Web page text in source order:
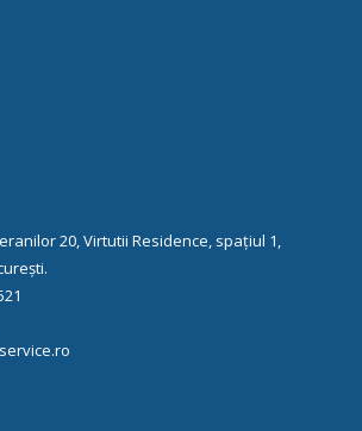
20, Virtutii Residence, spațiul 1,